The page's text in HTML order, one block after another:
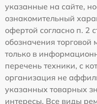
указанные на сайте,
ознакомительный
офертой согласно п. 2
обозначения
только в
перечень техники, с
организация не
указанных товарных
интересы. Все виды